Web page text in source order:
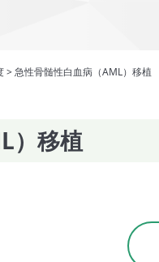
>急性骨髄性白血病（AML）移植
）移植